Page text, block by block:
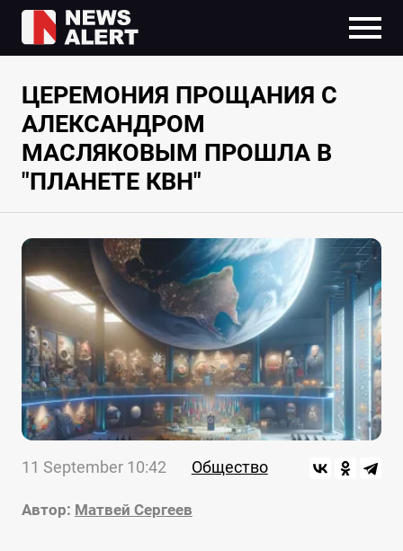
ЦЕРЕМОНИЯ ПРОЩАНИЯ С
АЛЕКСАНДРОМ
МАСЛЯКОВЫМ ПРОШЛА В
"ПЛАНЕТЕ КВН"
11 September 10:42 Общество
Автор: Матвей Сергеев